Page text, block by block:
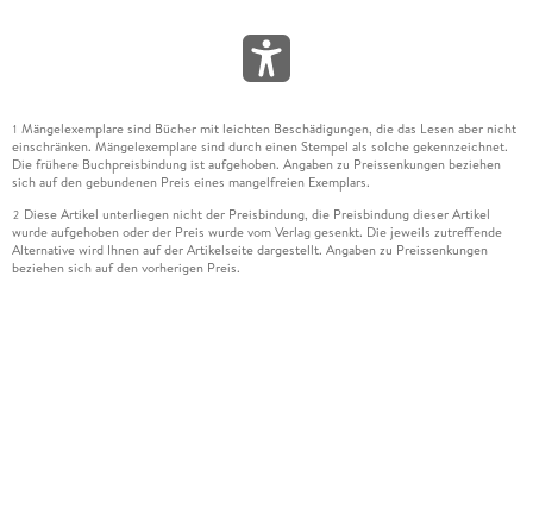
1 Mängelexemplare sind Bücher mit leichten Beschädigungen, die das Lesen aber nicht
einschränken. Mängelexemplare sind durch einen Stempel als solche gekennzeichnet.
Die frühere Buchpreisbindung ist aufgehoben. Angaben zu Preissenkungen beziehen
sich auf den gebundenen Preis eines mangelfreien Exemplars.
2 Diese Artikel unterliegen nicht der Preisbindung, die Preisbindung dieser Artikel
wurde aufgehoben oder der Preis wurde vom Verlag gesenkt. Die jeweils zutreffende
Alternative wird Ihnen auf der Artikelseite dargestellt. Angaben zu Preissenkungen
beziehen sich auf den vorherigen Preis.